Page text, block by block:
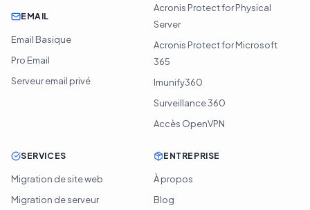
EMAIL
Email Basique
Pro Email
Serveur email privé
Acronis Protect for Physical
Server
Acronis Protect for Microsoft
365
Imunify360
Surveillance 360
Accès OpenVPN
SERVICES
Migration de site web
Migration de serveur
ENTREPRISE
À propos
Blog